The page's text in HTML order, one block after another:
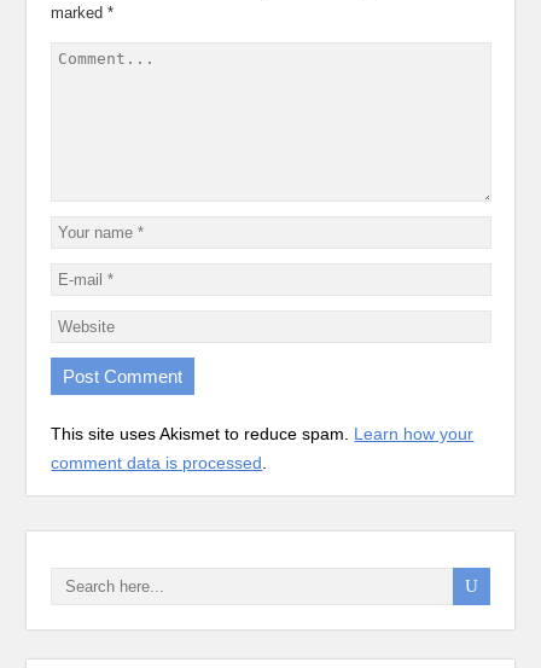
marked*
This site uses Akismet to reduce spam. Learn how your
comment data is processed